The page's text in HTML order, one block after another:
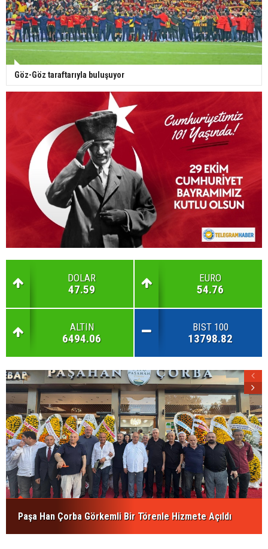
Göz-Göz taraftarıyla buluşuyor
DOLAR
47.59
EURO
54.76
ALTIN
6494.06
BIST 100
13798.82
Paşa Han Çorba Görkemli Bir Törenle Hizmete Açıldı